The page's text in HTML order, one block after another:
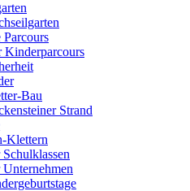
Parcours
Kinderparcours
Bau
Strand
Klettern
Unternehmen